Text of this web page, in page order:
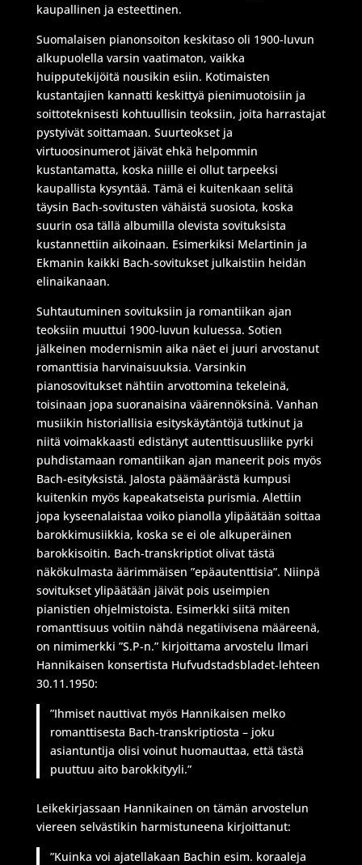
kaupallinen ja esteettinen.
Suomalaisen pianonsoiton keskitaso oli 1900-luvun
alkupuolella varsin vaatimaton, vaikka
huipputekijöitä nousikin esiin. Kotimaisten
kustantajien kannatti keskittyä pienimuotoisiin ja
soittoteknisesti kohtuullisin teoksiin, joita harrastajat
pystyivät soittamaan. Suurteokset ja
virtuoosinumerot jäivät ehkä helpommin
kustantamatta, koska niille ei ollut tarpeeksi
kaupallista kysyntää. Tämä ei kuitenkaan selitä
täysin Bach-sovitusten vähäistä suosiota, koska
suurin osa tällä albumilla olevista sovituksista
kustannettiin aikoinaan. Esimerkiksi Melartinin ja
Ekmanin kaikki Bach-sovitukset julkaistiin heidän
elinaikanaan.
Suhtautuminen sovituksiin ja romantiikan ajan
teoksiin muuttui 1900-luvun kuluessa. Sotien
jälkeinen modernismin aika näet ei juuri arvostanut
romanttisia harvinaisuuksia. Varsinkin
pianosovitukset nähtiin arvottomina tekeleinä,
toisinaan jopa suoranaisina väärennöksinä. Vanhan
musiikin historiallisia esityskäytäntöjä tutkinut ja
niitä voimakkaasti edistänyt autenttisuusliike pyrki
puhdistamaan romantiikan ajan maneerit pois myös
Bach-esityksistä. Jalosta päämäärästä kumpusi
kuitenkin myös kapeakatseista purismia. Alettiin
jopa kyseenalaistaa voiko pianolla ylipäätään soittaa
barokkimusiikkia, koska se ei ole alkuperäinen
barokkisoitin. Bach-transkriptiot olivat tästä
näkökulmasta äärimmäisen ”epäautenttisia”. Niinpä
sovitukset ylipäätään jäivät pois useimpien
pianistien ohjelmistoista. Esimerkki siitä miten
romanttisuus voitiin nähdä negatiivisena määreenä,
on nimimerkki ”S.P-n.” kirjoittama arvostelu Ilmari
Hannikaisen konsertista Hufvudstadsbladet-lehteen
30.11.1950:
”Ihmiset nauttivat myös Hannikaisen melko
romanttisesta Bach-transkriptiosta – joku
asiantuntija olisi voinut huomauttaa, että tästä
puuttuu aito barokkityyli.”
Leikekirjassaan Hannikainen on tämän arvostelun
viereen selvästikin harmistuneena kirjoittanut:
”Kuinka voi ajatellakaan Bachin esim. koraaleja